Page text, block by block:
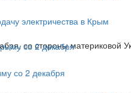
электричества в Крым
со стороны
со 2 декабря